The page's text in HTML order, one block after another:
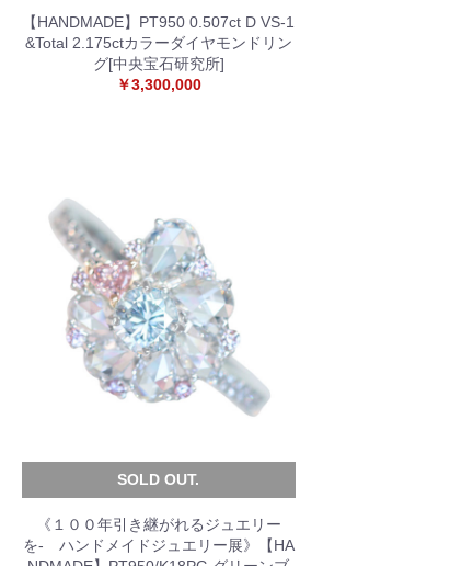
【HANDMADE】PT950 0.507ct D VS-1
&Total 2.175ctカラーダイヤモンドリン
グ[中央宝石研究所]
￥3,300,000
SOLD OUT.
《１００年引き継がれるジュエリー
を- ハンドメイドジュエリー展》【HA